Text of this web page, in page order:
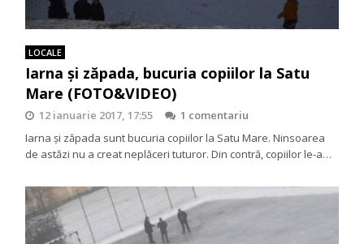
LOCALE
Iarna și zăpada, bucuria copiilor la Satu
Mare (FOTO&VIDEO)
12 ianuarie 2017, 17:55
1 comentariu
Iarna și zăpada sunt bucuria copiilor la Satu Mare. Ninsoarea
de astăzi nu a creat neplăceri tuturor. Din contră, copiilor le-a…